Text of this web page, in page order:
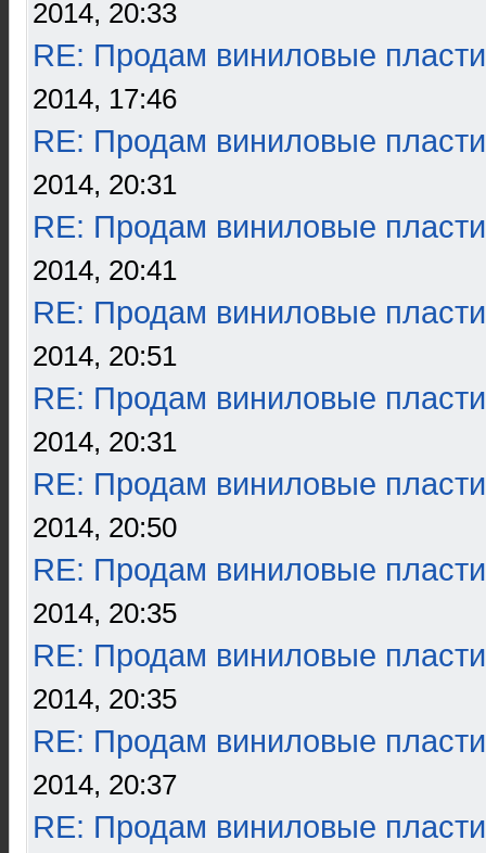
2014, 20:33
RE: Продам виниловые
2014, 17:46
RE: Продам виниловые
2014, 20:31
RE: Продам виниловые
2014, 20:41
RE: Продам виниловые
2014, 20:51
RE: Продам виниловые
2014, 20:31
RE: Продам виниловые
2014, 20:50
RE: Продам виниловые
2014, 20:35
RE: Продам виниловые
2014, 20:35
RE: Продам виниловые
2014, 20:37
RE: Продам виниловые